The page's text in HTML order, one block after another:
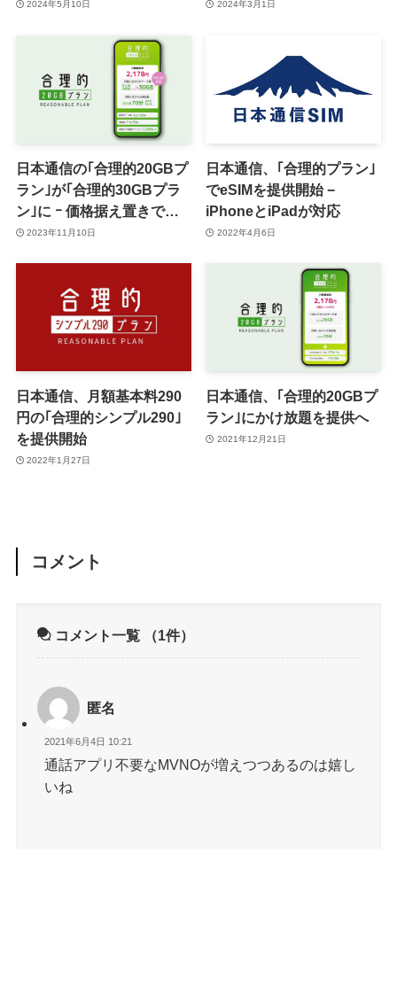
提供へ
2024年5月10日
始 ｰ 70分無料通話も値下げ
2024年3月1日
日本通信の｢合理的20GBプ
ラン｣が｢合理的30GBプラ
ン｣に ｰ 価格据え置きでデ
ータ増量
2023年11月10日
日本通信、｢合理的プラン｣
でeSIMを提供開始 −
iPhoneとiPadが対応
2022年4月6日
日本通信、月額基本料290
円の｢合理的シンプル290｣
を提供開始
2022年1月27日
日本通信、｢合理的20GBプ
ラン｣にかけ放題を提供へ
2021年12月21日
コメント
コメント一覧 （1件）
匿名
2021年6月4日 10:21
通話アプリ不要なMVNOが増えつつあるのは嬉し
いね